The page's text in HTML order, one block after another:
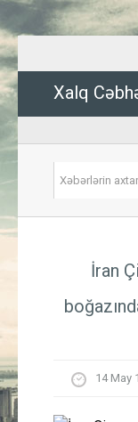
Xalq
İran
14 May